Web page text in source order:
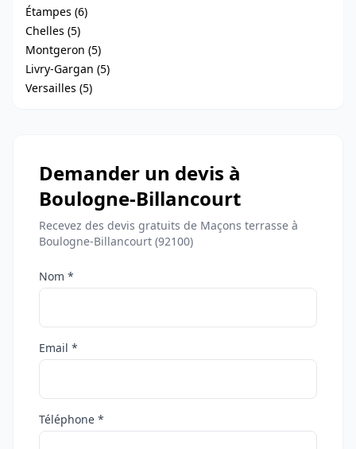
Étampes (6)
Chelles (5)
Montgeron (5)
Livry-Gargan (5)
Versailles (5)
Demander un devis à
Boulogne-Billancourt
Recevez des devis gratuits de Maçons terrasse à
Boulogne-Billancourt (92100)
Nom *
Email *
Téléphone *